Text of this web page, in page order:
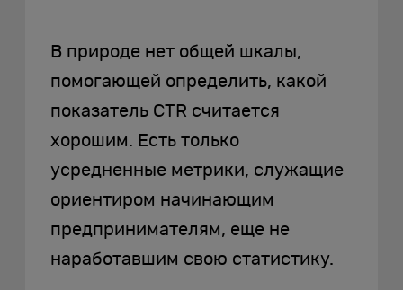
В природе нет общей шкалы,
помогающей определить, какой
показатель CTR считается
хорошим. Есть только
усредненные метрики, служащие
ориентиром начинающим
предпринимателям, еще не
наработавшим свою статистику.